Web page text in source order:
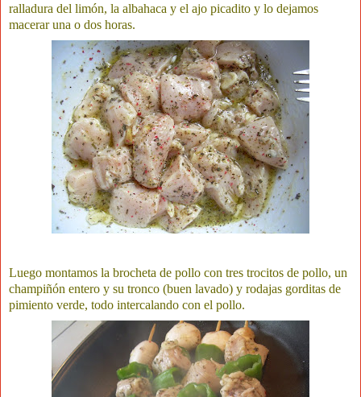
ralladura del limón, la albahaca y el ajo picadito y lo dejamos
macerar una o dos horas.
Luego montamos la brocheta de pollo con tres trocitos de pollo, un
champiñón entero y su tronco (buen lavado) y rodajas gorditas de
pimiento verde, todo intercalando con el pollo.